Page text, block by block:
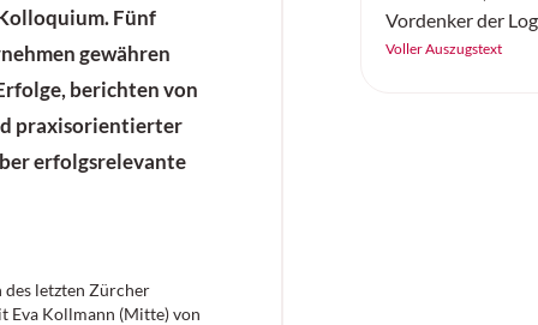
Fünf
gewähren
berichten von
praxisorientierter
erfolgsrelevante
des letzten Zürcher
Eva Kollmann (Mitte) von
Vordenker der
der LogiNext
Voller Auszugstext